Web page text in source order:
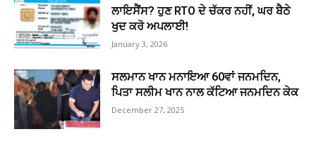
ਲਾਇਸੈਂਸ? ਹੁਣ RTO ਦੇ ਚੱਕਰ ਨਹੀਂ, ਘਰ ਬੈਠੇ
ਖੁਦ ਕਰੋ ਅਪਲਾਈ!
January 3, 2026
ਸਲਮਾਨ ਖਾਨ ਮਨਾਇਆ 60ਵਾਂ ਜਨਮਦਿਨ,
ਪਿਤਾ ਸਲੀਮ ਖਾਨ ਨਾਲ ਕੱਟਿਆ ਜਨਮਦਿਨ ਕੇਕ
December 27, 2025